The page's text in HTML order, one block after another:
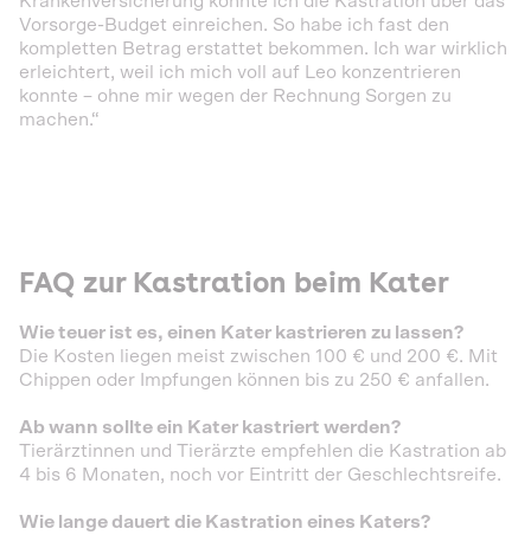
Vorsorge-Budget einreichen. So habe ich fast den
kompletten Betrag erstattet bekommen. Ich war wirklich
erleichtert, weil ich mich voll auf Leo konzentrieren
konnte – ohne mir wegen der Rechnung Sorgen zu
machen.“
FAQ zur Kastration beim Kater
Wie teuer ist es, einen Kater kastrieren zu lassen?
Die Kosten liegen meist zwischen 100 € und 200 €. Mit
Chippen oder Impfungen können bis zu 250 € anfallen.
Ab wann sollte ein Kater kastriert werden?
Tierärztinnen und Tierärzte empfehlen die Kastration ab
4 bis 6 Monaten, noch vor Eintritt der Geschlechtsreife.
Wie lange dauert die Kastration eines Katers?